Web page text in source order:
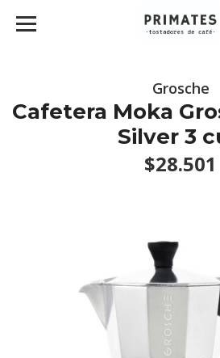
Grosche
Cafetera Moka
Silver 3
$28.501